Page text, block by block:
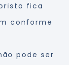
fica
conforme
pode ser